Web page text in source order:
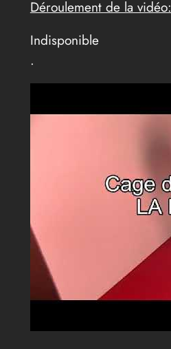
Déroulement de la vidéo:
Indisponible
.